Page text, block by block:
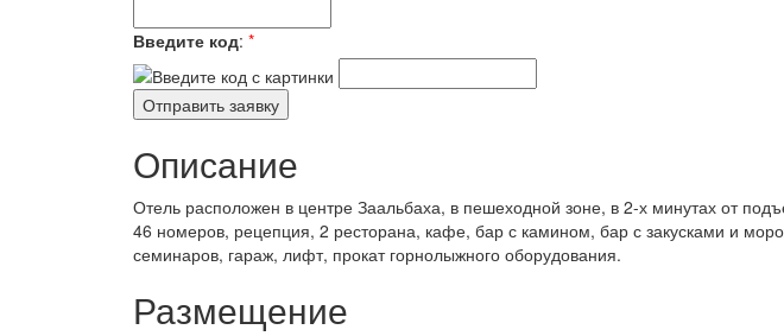
Введите код: *
Описание
Отель расположен в центре Заальбаха, в пешеходной зоне, в 2-х минутах от
46 номеров, рецепция, 2 ресторана, кафе, бар с камином, бар с закусками и
семинаров, гараж, лифт, прокат горнолыжного оборудования.
Размещение